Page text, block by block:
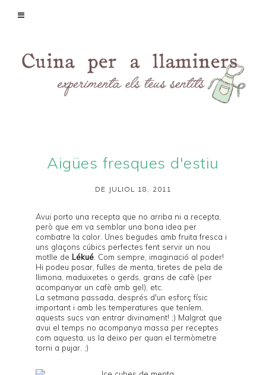
Aigües fresques d'estiu
DE JULIOL 18, 2011
Avui porto una recepta que no arriba ni a recepta,
però que em va semblar una bona idea per
combatre la calor. Unes begudes amb fruita fresca i
uns glaçons cúbics perfectes fent servir un nou
motlle de Lékué . Com sempre, imaginació al poder!
Hi podeu posar, fulles de menta, tiretes de pela de
llimona, maduixetes o gerds, grans de cafè (per
acompanyar un cafè amb gel), etc.
La setmana passada, després d'un esforç físic
important i amb les temperatures que teníem,
aquests sucs van entrar divinament! ;) Malgrat que
avui el temps no acompanya massa per receptes
com aquesta, us la deixo per quan el termòmetre
torni a pujar. ;)